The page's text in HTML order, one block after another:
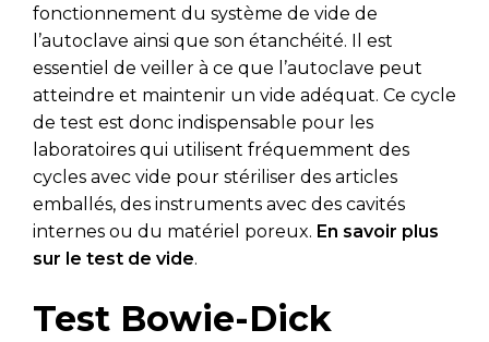
fonctionnement du système de vide de
l’autoclave ainsi que son étanchéité. Il est
essentiel de veiller à ce que l’autoclave peut
atteindre et maintenir un vide adéquat. Ce cycle
de test est donc indispensable pour les
laboratoires qui utilisent fréquemment des
cycles avec vide pour stériliser des articles
emballés, des instruments avec des cavités
internes ou du matériel poreux. En savoir plus
sur le test de vide.
Test Bowie-Dick